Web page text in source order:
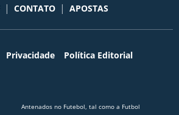
| CONTATO | APOSTAS
Privacidade
Política Editorial
Antenados no Futebol, tal como a Futbol